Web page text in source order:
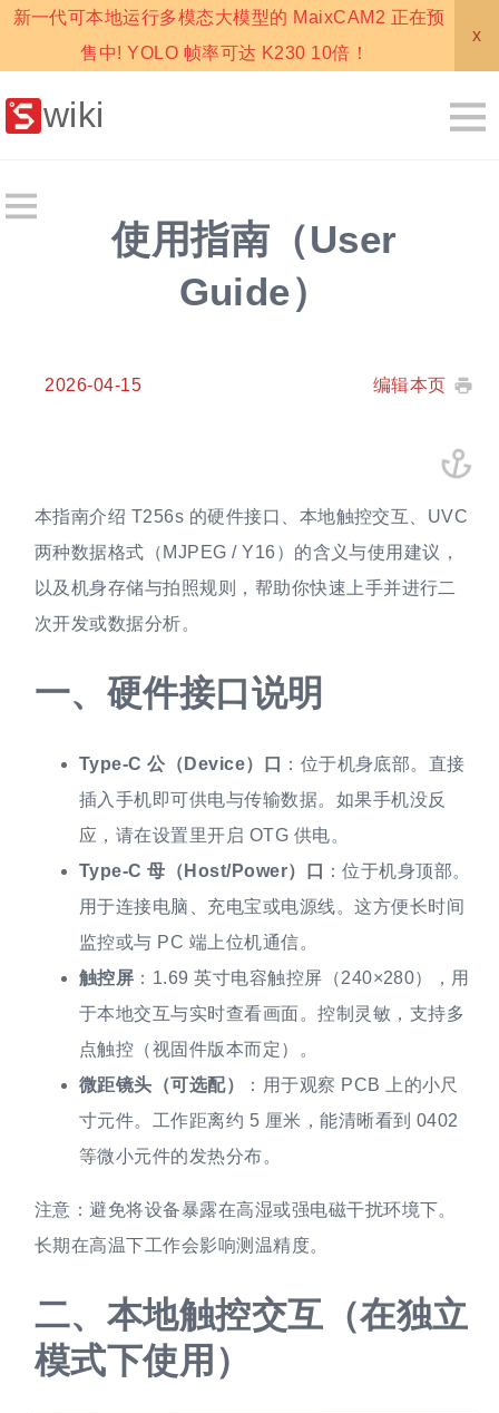
新一代可本地运行多模态大模型的 MaixCAM2 正在预
售中! YOLO 帧率可达 K230 10倍！
x
wiki
使用指南（User
Guide）
2026-04-15 编辑本页
本指南介绍 T256s 的硬件接口、本地触控交互、UVC
两种数据格式（MJPEG / Y16）的含义与使用建议，
以及机身存储与拍照规则，帮助你快速上手并进行二
次开发或数据分析。
一、 硬件接口说明
Type-C 公（Device）口
：位于机身底部。直接
插入手机即可供电与传输数据。如果手机没反
应，请在设置里开启 OTG 供电。
Type-C 母（Host/Power）口
：位于机身顶部。
用于连接电脑、充电宝或电源线。这方便长时间
监控或与 PC 端上位机通信。
触控屏 ：1.69 英寸电容触控屏（240×280），用
于本地交互与实时查看画面。控制灵敏，支持多
点触控（视固件版本而定）。
微距镜头（可选配）
：用于观察 PCB 上的小尺
寸元件。工作距离约 5 厘米，能清晰看到 0402
等微小元件的发热分布。
注意：避免将设备暴露在高湿或强电磁干扰环境下。
长期在高温下工作会影响测温精度。
二、 本地触控交互（在独立
模式下使用）